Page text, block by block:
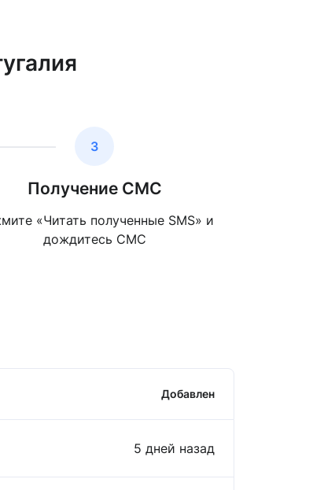
3
Получение СМС
«Читать полученные SMS» и
дождитесь СМС
Добавлен
5 дней назад